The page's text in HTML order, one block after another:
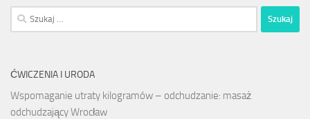
Szukaj:
ĆWICZENIA I URODA
Wspomaganie utraty kilogramów – odchudzanie: masaż
odchudzający Wrocław